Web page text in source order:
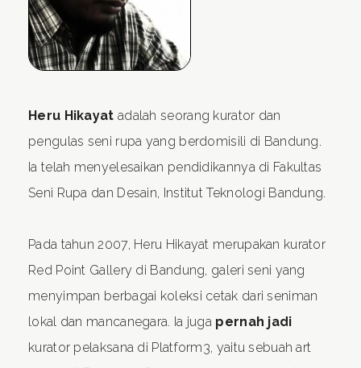
Heru Hikayat adalah seorang kurator dan
pengulas seni rupa yang berdomisili di Bandung.
Ia telah menyelesaikan pendidikannya di Fakultas
Seni Rupa dan Desain, Institut Teknologi Bandung.
Pada tahun 2007, Heru Hikayat merupakan kurator
Red Point Gallery di Bandung, galeri seni yang
menyimpan berbagai koleksi cetak dari seniman
lokal dan mancanegara. Ia juga pernah jadi
kurator pelaksana di Platform3, yaitu sebuah art